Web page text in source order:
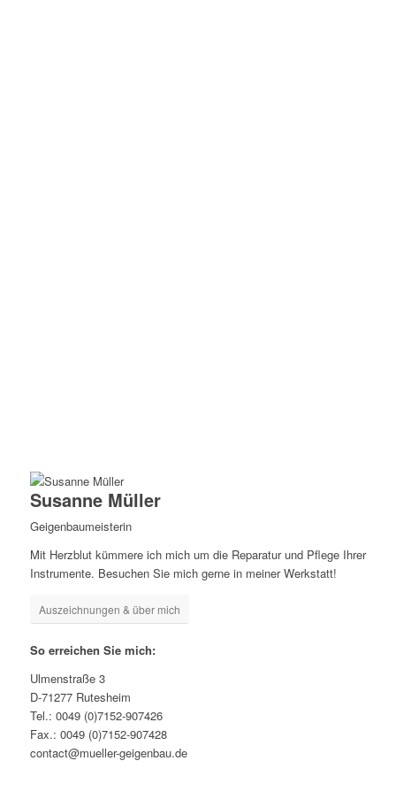
Susanne Müller
Geigenbaumeisterin
Mit Herzblut kümmere ich mich um die Reparatur und Pflege Ihrer
Instrumente. Besuchen Sie mich gerne in meiner Werkstatt!
Auszeichnungen & über mich
So erreichen Sie mich:
Ulmenstraße 3
D-71277 Rutesheim
Tel.: 0049 (0)7152-907426
Fax.: 0049 (0)7152-907428
contact@mueller-geigenbau.de